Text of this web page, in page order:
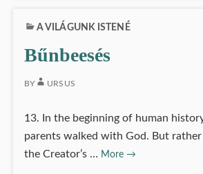
A VILÁGUNK ISTENÉ
Bűnbeesés
BY URSUS
13. In the beginning of human
parents walked with God. But
the Creator’s … More Bűnbeesés
→